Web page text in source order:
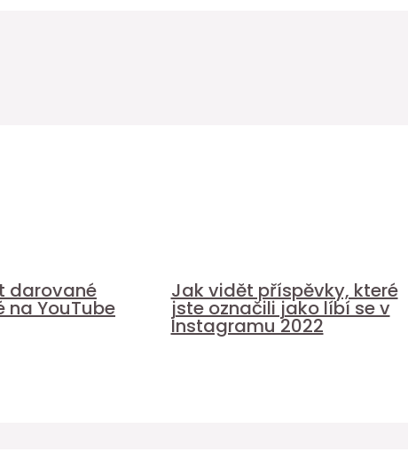
darované
na YouTube
Jak vidět příspěvky, které
jste označili jako líbí se v
Instagramu 2022